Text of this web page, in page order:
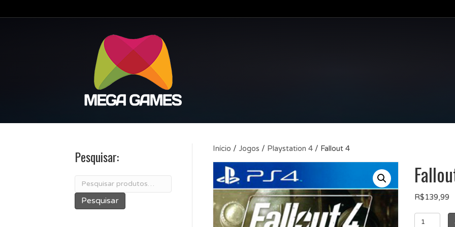
Início / Jogos / Playstation 4 / Fallout 4
R$139,99
Fallout
Pesquisar:
Pesquisar
por:
Pesquisar